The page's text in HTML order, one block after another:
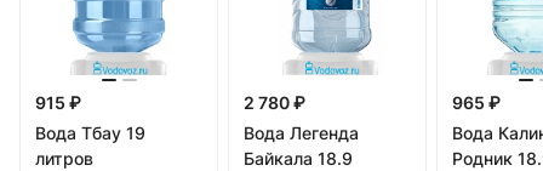
915 ₽
Вода Тбау 19
литров
2 780 ₽
Вода Легенда
Байкала 18.9
965 ₽
Вода
Родник